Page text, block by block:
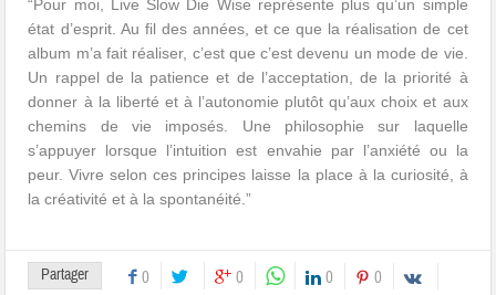
“Pour moi, Live Slow Die Wise représente plus qu’un simple
état d’esprit. Au fil des années, et ce que la réalisation de cet
album m’a fait réaliser, c’est que c’est devenu un mode de vie.
Un rappel de la patience et de l’acceptation, de la priorité à
donner à la liberté et à l’autonomie plutôt qu’aux choix et aux
chemins de vie imposés. Une philosophie sur laquelle
s’appuyer lorsque l’intuition est envahie par l’anxiété ou la
peur. Vivre selon ces principes laisse la place à la curiosité, à
la créativité et à la spontanéité.”
Partager 0 0 0 0